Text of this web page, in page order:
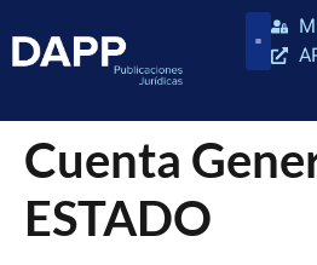
Cuenta
ESTADO